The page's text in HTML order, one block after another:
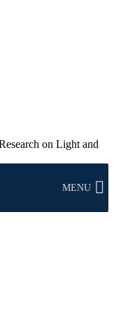
on Light and
MENU